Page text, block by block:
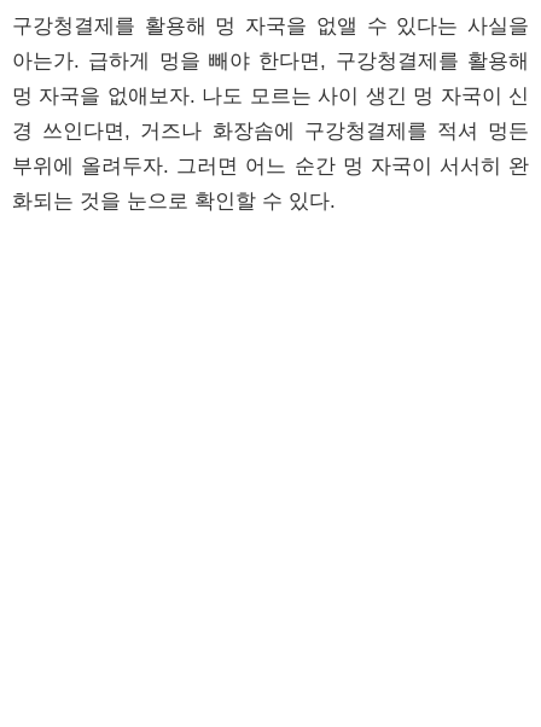
구강청결제를 활용해 멍 자국을 없앨 수 있다는 사실을
아는가. 급하게 멍을 빼야 한다면, 구강청결제를 활용해
멍 자국을 없애보자. 나도 모르는 사이 생긴 멍 자국이 신
경 쓰인다면, 거즈나 화장솜에 구강청결제를 적셔 멍든
부위에 올려두자. 그러면 어느 순간 멍 자국이 서서히 완
화되는 것을 눈으로 확인할 수 있다.